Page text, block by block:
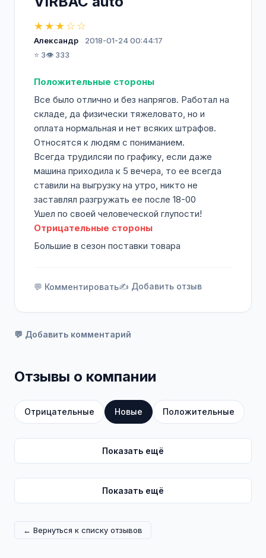
1994 году и связана с обеспечением
автомобилистов, оптовых и корпоративных
клиентов шинами и другими
сменила название с «ЮгСнаб» на
«ВИРБАК».
С 2002 года мы активно развиваем
аграрное направление. Сегодня
сельскохозяйственный блок представлен
агрофирмами в Ростовской области с
землями общей площадью 30 тыс. га.
В нашей компании работают 1700
сотрудников.
Мы стремимся к достижению новых высот
наших технологий. Мы находимся в
простых и понятных решений для сервисов
и при этом берем с собой в будущее
★★★☆☆
Александр
2018-01-24 00:44:17
⭐ 3👁️ 333
Положительные стороны
Все было отлично и без напрягов. Работал на
складе, да физически тяжеловато, но и
оплата нормальная и нет всяких штрафов.
Относятся к людям с пониманием.
Всегда трудилсяи по графику, если даже
машина приходила к 5 вечера, то ее всегда
ставили на выгрузку на утро, никто не
заставлял разгружать ее после 18-00
Ушел по своей человеческой глупости!
Отрицательные стороны
Большие в сезон поставки товара
💬 Комментировать✍️ Добавить отзыв
💬 Добавить комментарий
Отзывы о компании
Отрицательные Новые Положительные
Показать ещё
Показать ещё
← Вернуться к списку отзывов